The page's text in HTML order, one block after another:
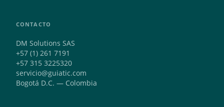
CONTACTO
DM Solutions SAS
+57 (1) 261 7191
+57 315 3225320
servicio@guiatic.com
Bogotá D.C. — Colombia